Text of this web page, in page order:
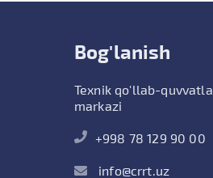
Bog'lanish
Texnik qo'llab-
markazi
+998 78 129 90 00
info@crrt.uz